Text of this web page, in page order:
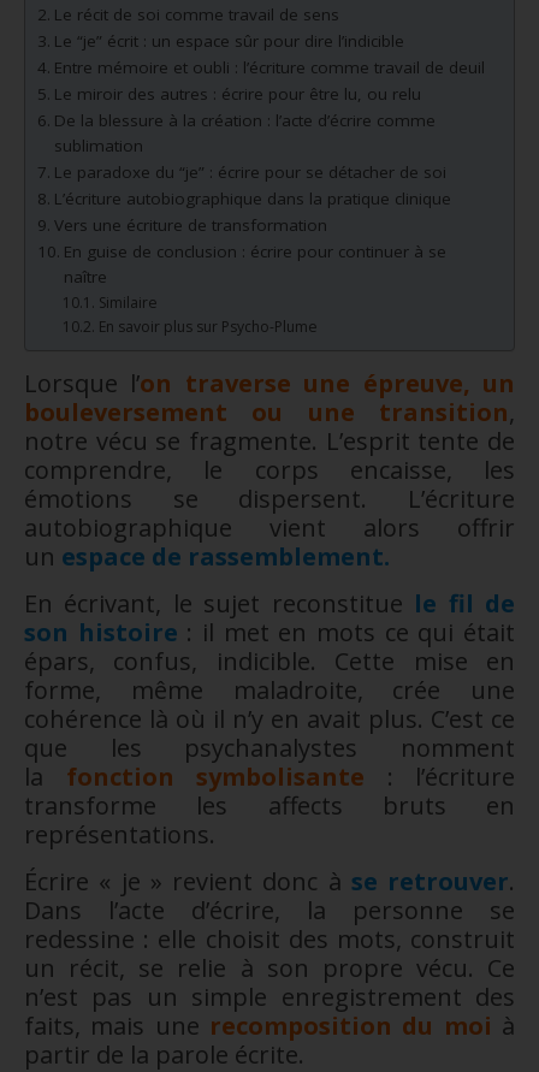
Le récit de soi comme travail de sens
Le “je” écrit : un espace sûr pour dire l’indicible
Entre mémoire et oubli : l’écriture comme travail de deuil
Le miroir des autres : écrire pour être lu, ou relu
De la blessure à la création : l’acte d’écrire comme
sublimation
Le paradoxe du “je” : écrire pour se détacher de soi
L’écriture autobiographique dans la pratique clinique
Vers une écriture de transformation
En guise de conclusion : écrire pour continuer à se
naître
Similaire
En savoir plus sur Psycho-Plume
Lorsque l’on traverse une épreuve, un
bouleversement ou une transition,
notre vécu se fragmente. L’esprit tente de
comprendre, le corps encaisse, les
émotions se dispersent. L’écriture
autobiographique vient alors offrir
un espace de rassemblement.
En écrivant, le sujet reconstitue le fil de
son histoire : il met en mots ce qui était
épars, confus, indicible. Cette mise en
forme, même maladroite, crée une
cohérence là où il n’y en avait plus. C’est ce
que les psychanalystes nomment
la fonction symbolisante : l’écriture
transforme les affects bruts en
représentations.
Écrire « je » revient donc à se retrouver.
Dans l’acte d’écrire, la personne se
redessine : elle choisit des mots, construit
un récit, se relie à son propre vécu. Ce
n’est pas un simple enregistrement des
faits, mais une recomposition du moi à
partir de la parole écrite.